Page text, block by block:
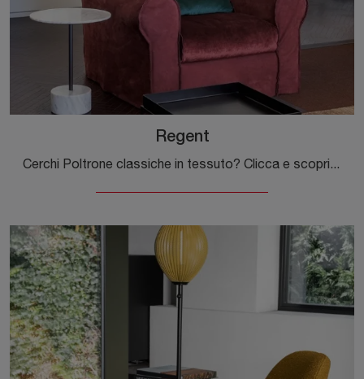
Regent
Cerchi Poltrone classiche in tessuto? Clicca e scopri di più sul modello Regent di Flexteam.